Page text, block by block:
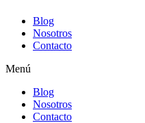
Blog
Nosotros
Contacto
Menú
Blog
Nosotros
Contacto